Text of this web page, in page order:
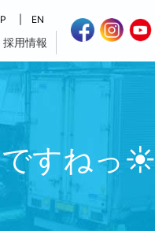
EN
採用情報
ですねっ☀